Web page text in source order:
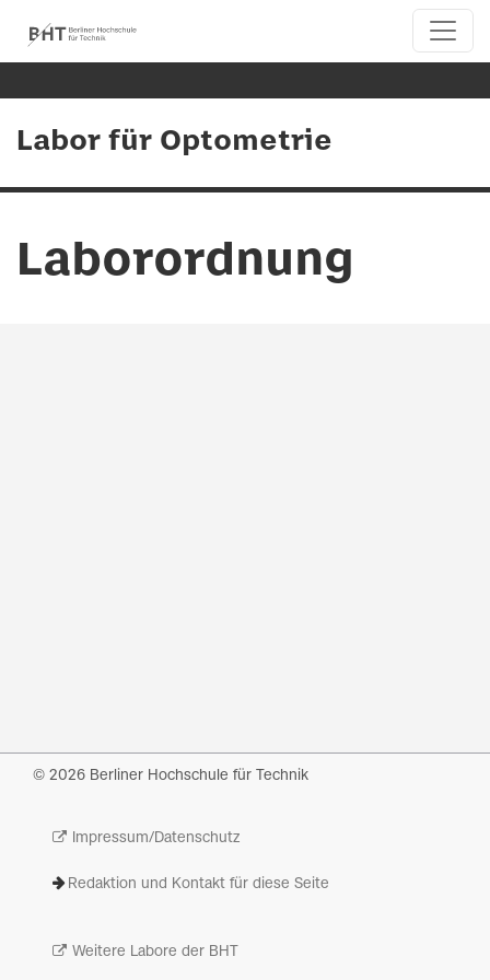
Labor für Optometrie
Laborordnung
© 2026 Berliner Hochschule für Technik
Impressum/Datenschutz
Redaktion und Kontakt für diese Seite
Weitere Labore der BHT